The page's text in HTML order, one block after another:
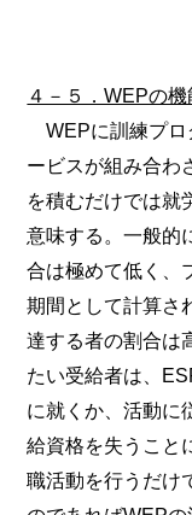
４－５．WEPの機
WEPに訓練プロ
ービスが組み合わ
を積むだけでは就
意味する。一般的
合は極めて低く、
期間として計算さ
達する者の割合は
たい受給者は、
に就くか、活動に
給資格を失うこと
職活動を行うだけ